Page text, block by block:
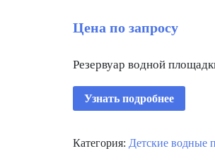
Цена по запросу
Резервуар водной
Узнать подробнее
Категория:Детские водные